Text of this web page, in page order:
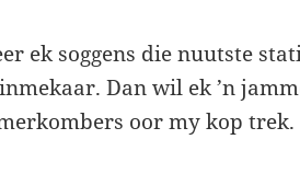
ek soggens die nuutste
Dan wil ek ’n
oor my kop trek.